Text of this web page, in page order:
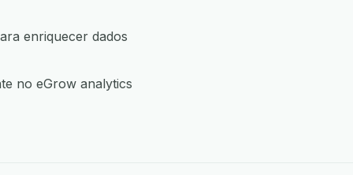
enriquecer dados
no eGrow analytics